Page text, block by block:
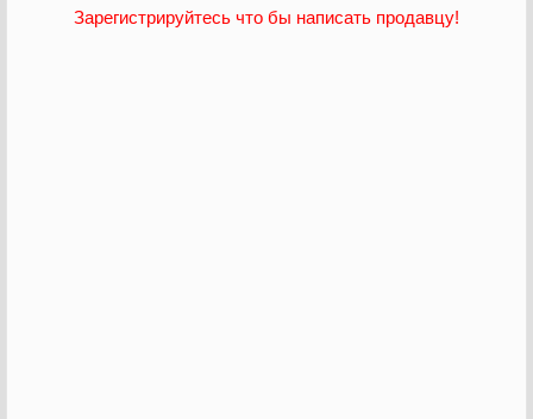
Зарегистрируйтесь что бы написать продавцу!